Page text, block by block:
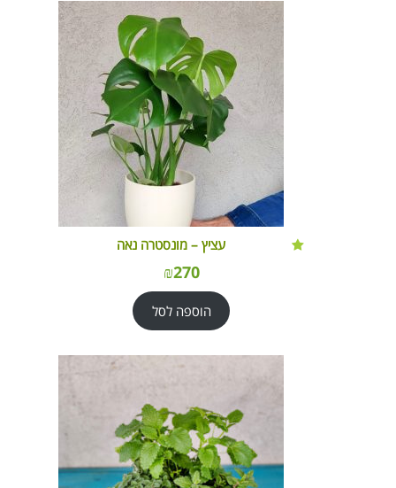
עציץ – מונסטרה נאה
₪270
הוספה לסל